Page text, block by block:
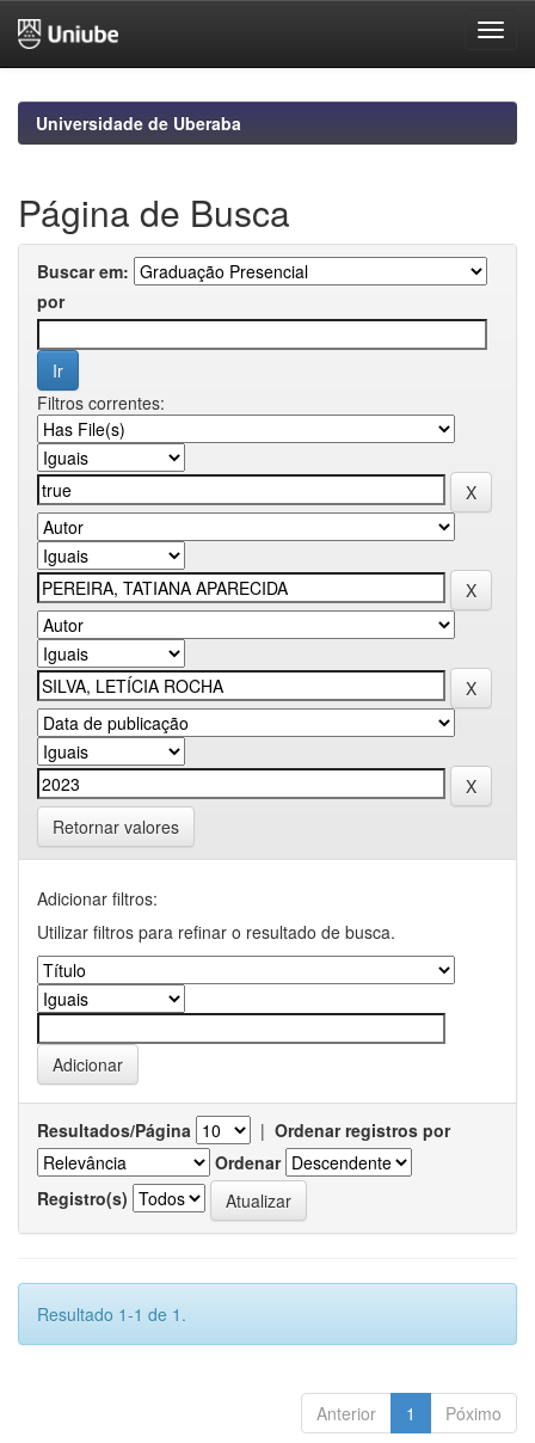
navigationUniversidade de Uberaba
Página de Busca
Buscar em:
por
Filtros correntes:
Retornar valores
Adicionar filtros:
Utilizar filtros para refinar o resultado de busca.
Resultados/Página | Ordenar registros por
Ordenar
Registro(s)
Resultado 1-1 de 1.
Anterior 1 Póximo